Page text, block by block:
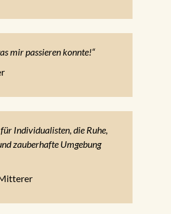
mir passieren konnte!“
Individualisten, die Ruhe,
zauberhafte Umgebung